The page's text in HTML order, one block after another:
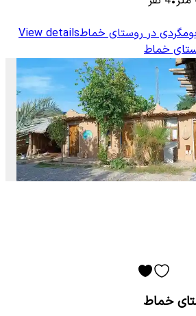
در روستای خماطView details
خماط
خماط